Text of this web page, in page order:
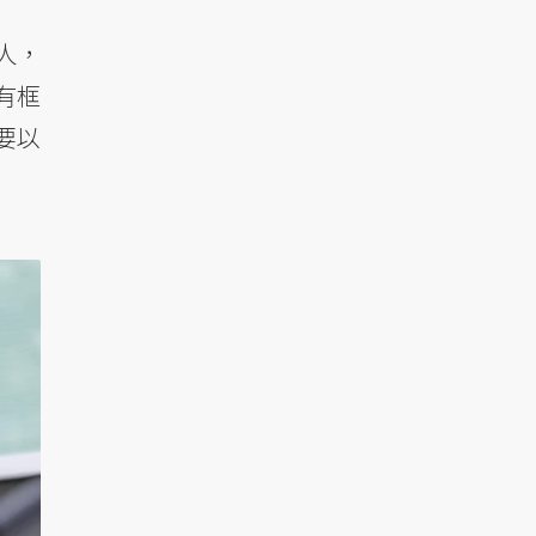
，
框
以